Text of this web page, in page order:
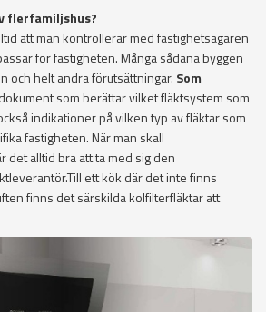
flerfamiljshus?
att man kontrollerar med fastighetsägaren
för fastigheten. Många sådana byggen
och helt andra förutsättningar. Som
som berättar vilket fläktsystem som
indikationer på vilken typ av fläktar som
fastigheten. När man skall
det alltid bra att ta med sig den
ett kök där det inte finns
finns det särskilda kolfilterfläktar att